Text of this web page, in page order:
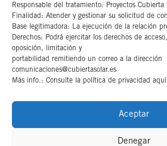
Responsable del tratamiento: Proyectos Cubierta
Finalidad: Atender y gestionar su solicitud de
Base legitimadora: La ejecución de la relación
Derechos: Podrá ejercitar los derechos de
oposición, limitación y
portabilidad remitiendo un correo a la dirección
comunicaciones@cubiertasolar.es
Más info.: Consulte la política de privacidad
Aceptar
Denegar
C/ Pascual y Genis,
4ª planta
46002 Valencia
Aviso legal
Canal interno